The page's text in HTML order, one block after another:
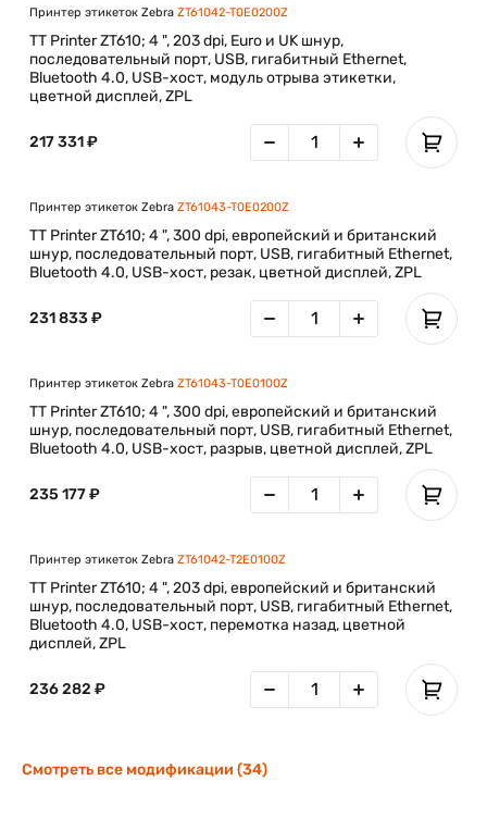
Принтер этикеток Zebra ZT61042-T0E0200Z
TT Printer ZT610; 4 ", 203 dpi, Euro и UK шнур,
последовательный порт, USB, гигабитный Ethernet,
Bluetooth 4.0, USB-хост, модуль отрыва этикетки,
цветной дисплей, ZPL
217 331 ₽
Принтер этикеток Zebra ZT61043-T0E0200Z
TT Printer ZT610; 4 ", 300 dpi, европейский и британский
шнур, последовательный порт, USB, гигабитный Ethernet,
Bluetooth 4.0, USB-хост, резак, цветной дисплей, ZPL
231 833 ₽
Принтер этикеток Zebra ZT61043-T0E0100Z
TT Printer ZT610; 4 ", 300 dpi, европейский и британский
шнур, последовательный порт, USB, гигабитный Ethernet,
Bluetooth 4.0, USB-хост, разрыв, цветной дисплей, ZPL
235 177 ₽
Принтер этикеток Zebra ZT61042-T2E0100Z
TT Printer ZT610; 4 ", 203 dpi, европейский и британский
шнур, последовательный порт, USB, гигабитный Ethernet,
Bluetooth 4.0, USB-хост, перемотка назад, цветной
дисплей, ZPL
236 282 ₽
Смотреть все модификации (34)